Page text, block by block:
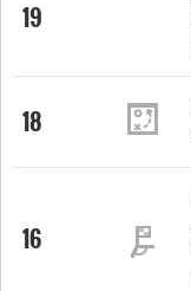
19
18
16